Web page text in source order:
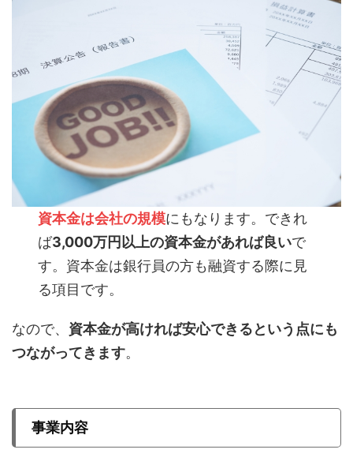
資本金は会社の規模にもなります。できれ
ば3,000万円以上の資本金があれば良いで
す。資本金は銀行員の方も融資する際に見
る項目です。
なので、 資本金が高ければ安心できるという点にも
つながってきます。
事業内容